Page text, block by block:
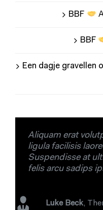
BBF
BBF
Een dagje gravellen
Aliquam erat
ligula facilisis
Suspendisse at
felis arcu sadips
Luke Beck,